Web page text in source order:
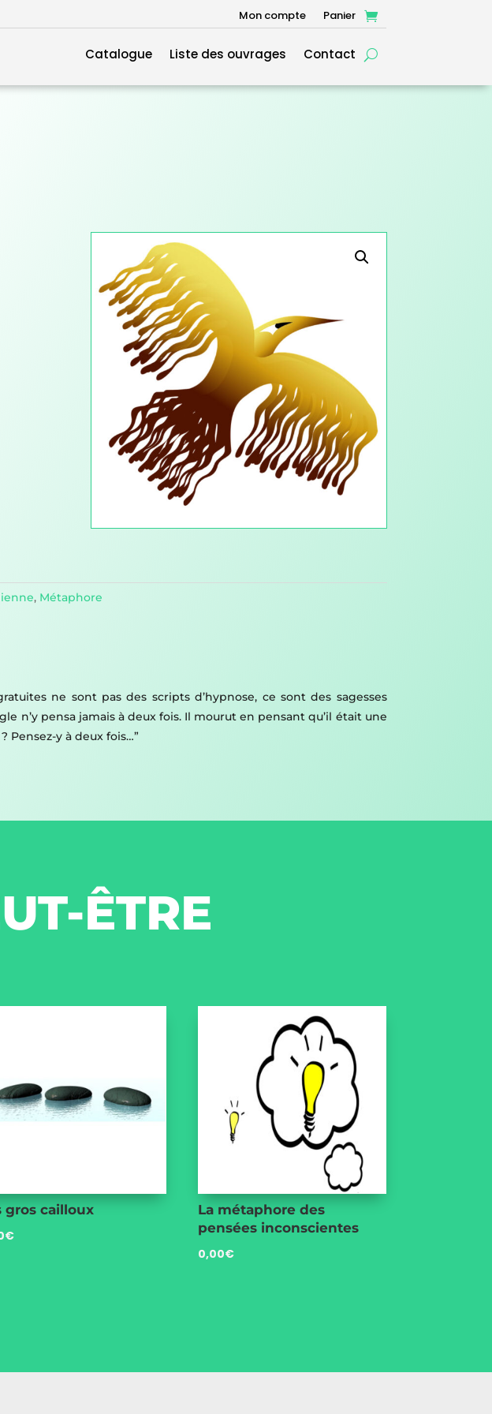
Mon compte Panier
Catalogue Liste des ouvrages Contact
, Métaphore
ne sont pas des scripts d’hypnose, ce sont des sagesses
n’y pensa jamais à deux fois. Il mourut en pensant qu’il était une
Pensez-y à deux fois…”
ÊTRE
gros cailloux
€
La métaphore des
pensées inconscientes
0,00€